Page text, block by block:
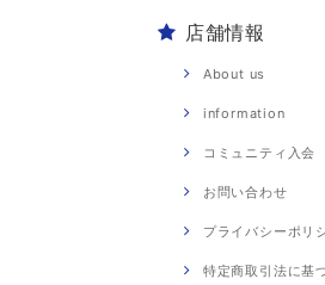
店舗情報
About us
information
コミュニティ入会
お問い合わせ
プライバシーポリ
特定商取引法に基